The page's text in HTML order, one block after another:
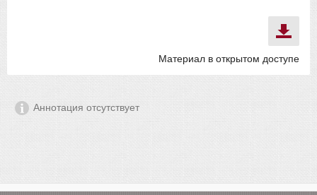
Материал в открытом доступе
Аннотация отсутствует